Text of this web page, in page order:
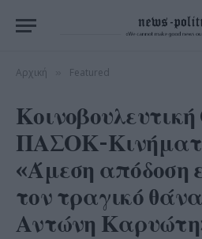
Αρχική Featured
ΠΑΣΟΚ-
«Άμεση απόδοση
τον τραγικό
Αντώνη